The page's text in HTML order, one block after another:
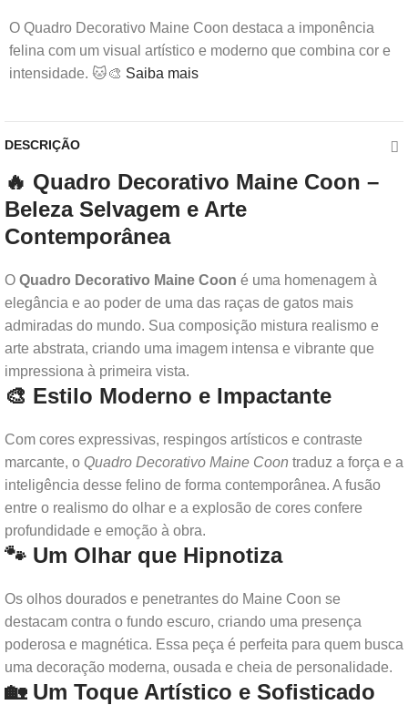
O Quadro Decorativo Maine Coon destaca a imponência
felina com um visual artístico e moderno que combina cor e
intensidade. 🐱🎨 Saiba mais
DESCRIÇÃO
🔥 Quadro Decorativo Maine Coon –
Beleza Selvagem e Arte
Contemporânea
O Quadro Decorativo Maine Coon é uma homenagem à
elegância e ao poder de uma das raças de gatos mais
admiradas do mundo. Sua composição mistura realismo e
arte abstrata, criando uma imagem intensa e vibrante que
impressiona à primeira vista.
🎨 Estilo Moderno e Impactante
Com cores expressivas, respingos artísticos e contraste
marcante, o Quadro Decorativo Maine Coon traduz a força e a
inteligência desse felino de forma contemporânea. A fusão
entre o realismo do olhar e a explosão de cores confere
profundidade e emoção à obra.
🐾 Um Olhar que Hipnotiza
Os olhos dourados e penetrantes do Maine Coon se
destacam contra o fundo escuro, criando uma presença
poderosa e magnética. Essa peça é perfeita para quem busca
uma decoração moderna, ousada e cheia de personalidade.
🏡 Um Toque Artístico e Sofisticado